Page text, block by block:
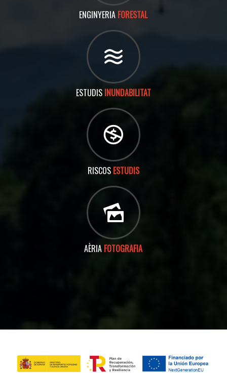
ENGINYERIA FORESTAL
ESTUDIS INUNDABILITAT
RISCOS ESTUDIS
AÈRIA FOTOGRAFIA